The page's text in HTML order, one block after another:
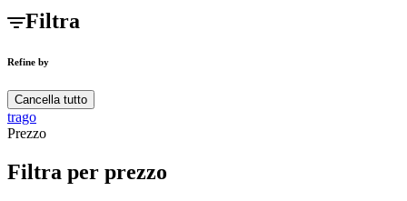
Filtra
Refine by
Cancella tutto
trago
Prezzo
Filtra per prezzo